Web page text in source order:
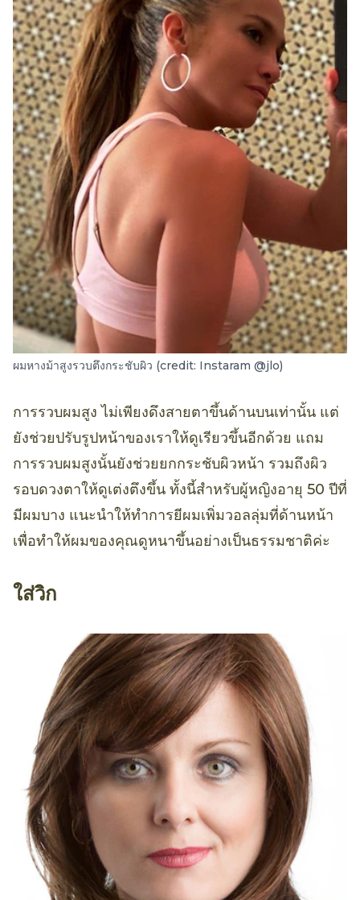
ผมหางม้าสูงรวบตึงกระชับผิว (credit: Instaram @jlo)
การรวบผมสูง ไม่เพียงดึงสายตาขึ้นด้านบนเท่านั้น แต่
ยังช่วยปรับรูปหน้าของเราให้ดูเรียวขึ้นอีกด้วย แถม
การรวบผมสูงนั้นยังช่วยยกกระชับผิวหน้า รวมถึงผิว
รอบดวงตาให้ดูเต่งตึงขึ้น ทั้งนี้สำหรับผู้หญิงอายุ 50 ปีที่
มีผมบาง แนะนำให้ทำการยีผมเพิ่มวอลลุ่มที่ด้านหน้า
เพื่อทำให้ผมของคุณดูหนาขึ้นอย่างเป็นธรรมชาติค่ะ
ใส่วิก